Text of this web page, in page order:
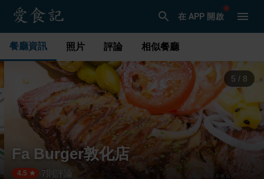
在 APP 開啟
餐廳資訊 照片 評論 相似餐廳
5 / 8
Fa Burger敦化店
4.5 7則評論